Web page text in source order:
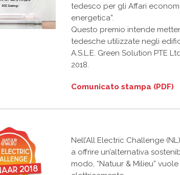
tedesco per gli Affari
energetica”.
Questo premio intende
tedesche utilizzate negli
A.S.L.E. Green Solution PTE
2018.
Comunicato stampa (PDF)
Nell’All Electric Challenge
a offrire un’alternativa
modo, “Natuur & Milieu”